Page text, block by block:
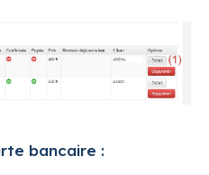
bancaire :